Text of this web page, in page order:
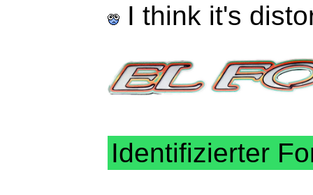
I think it's
Identifizierter